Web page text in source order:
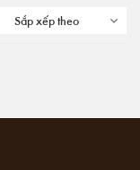
Sắp xếp theo